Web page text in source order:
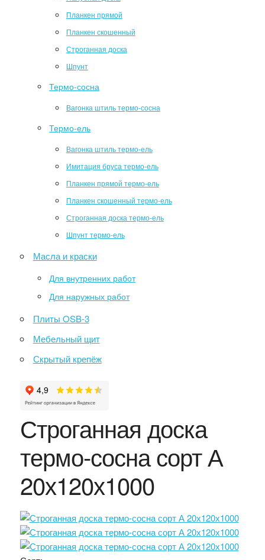
Планкен прямой
Планкен скошенный
Строганная доска
Шпунт
Термо-сосна
Вагонка штиль термо-сосна
Термо-ель
Вагонка штиль термо-ель
Имитация бруса термо-ель
Планкен прямой термо-ель
Планкен скошенный термо-ель
Строганная доска термо-ель
Шпунт термо-ель
Масла и краски
Для внутренних работ
Для наружных работ
Плиты OSB-3
Мебельный щит
Скрытый крепёж
Строганная доска
термо-сосна сорт А
20х120х1000